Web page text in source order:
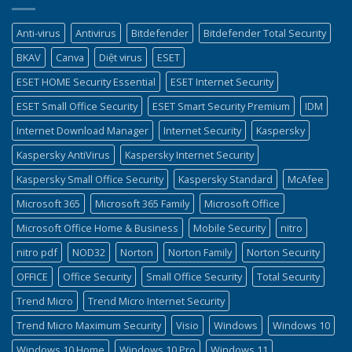
Anti-virus Antivirus Bitdefender
Bitdefender Total Security
BKAV
Canva Diệt virus
ESET
ESET HOME Security Essential
ESET Internet Security
ESET Small Office Security
ESET Smart Security Premium
IDM
Internet Download Manager
Internet Security
Kaspersky
Kaspersky AntiVirus
Kaspersky Internet Security
Kaspersky Small Office Security
Kaspersky Standard
McAfee
Microsoft 365
Microsoft 365 Family
Microsoft Office
Microsoft Office Home & Business
Mobile Security
nitro
nitro pdf
NOD32 Norton Norton Family
Norton Security
OFFICE
Office Security Small Office Security
Total Security
Trend Micro
Trend Micro Internet Security
Trend Micro Maximum Security
Visio Windows
Windows 10